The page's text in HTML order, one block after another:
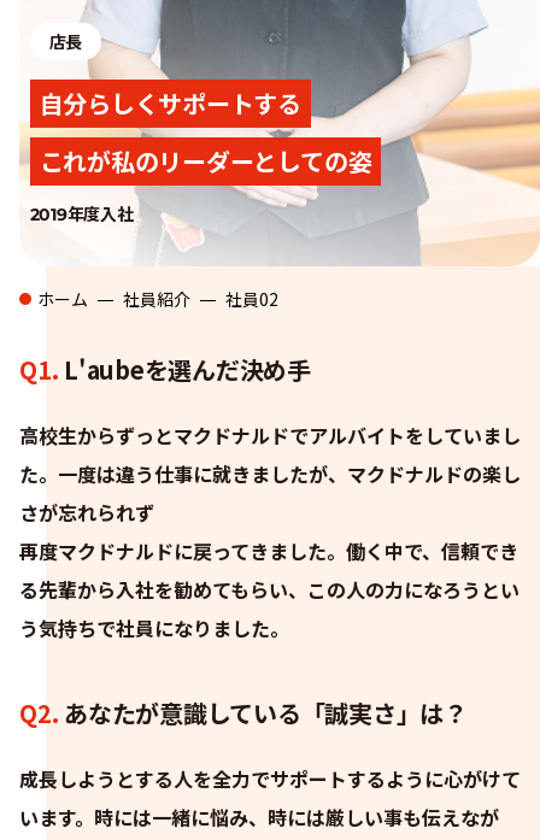
店長
自分らしくサポートする
これが私のリーダーとしての姿
2019年度入社
ホーム 社員紹介 社員02
Q1. L'aubeを選んだ決め手
高校生からずっとマクドナルドでアルバイトをしていまし
た。一度は違う仕事に就きましたが、マクドナルドの楽し
さが忘れられず
再度マクドナルドに戻ってきました。働く中で、信頼でき
る先輩から入社を勧めてもらい、この人の力になろうとい
う気持ちで社員になりました。
Q2. あなたが意識している「誠実さ」は？
成長しようとする人を全力でサポートするように心がけて
います。時には一緒に悩み、時には厳しい事も伝えなが